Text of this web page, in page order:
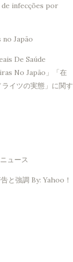
infecções por
Japão
De Saúde
No Japão」「在
イツの実態」に関す
ュース
と強調 By: Yahoo！